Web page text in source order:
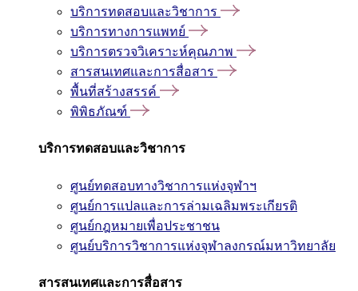
บริการทดสอบและวิชาการ
บริการทางการแพทย์
บริการตรวจวิเคราะห์คุณภาพ
สารสนเทศและการสื่อสาร
พื้นที่สร้างสรรค์
พิพิธภัณฑ์
บริการทดสอบและวิชาการ
ศูนย์ทดสอบทางวิชาการแห่งจุฬาฯ
ศูนย์การแปลและการล่ามเฉลิมพระเกียรติ
ศูนย์กฎหมายเพื่อประชาชน
ศูนย์บริการวิชาการแห่งจุฬาลงกรณ์มหาวิทยาลัย
สารสนเทศและการสื่อสาร